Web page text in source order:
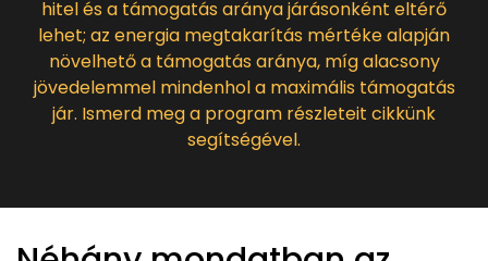
hitel és a támogatás aránya járásonként eltérő
lehet; az energia megtakarítás mértéke alapján
növelhető a támogatás aránya, míg alacsony
jövedelemmel mindenhol a maximális támogatás
jár. Ismerd meg a program részleteit cikkünk
segítségével.